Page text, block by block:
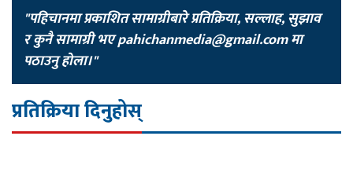
"पहिचानमा प्रकाशित सामाग्रीबारे प्रतिक्रिया, सल्लाह, सुझाव
र कुनै सामाग्री भएpahichanmedia@gmail.comमा
पठाउनु होला।"
प्रतिक्रिया दिनुहोस्